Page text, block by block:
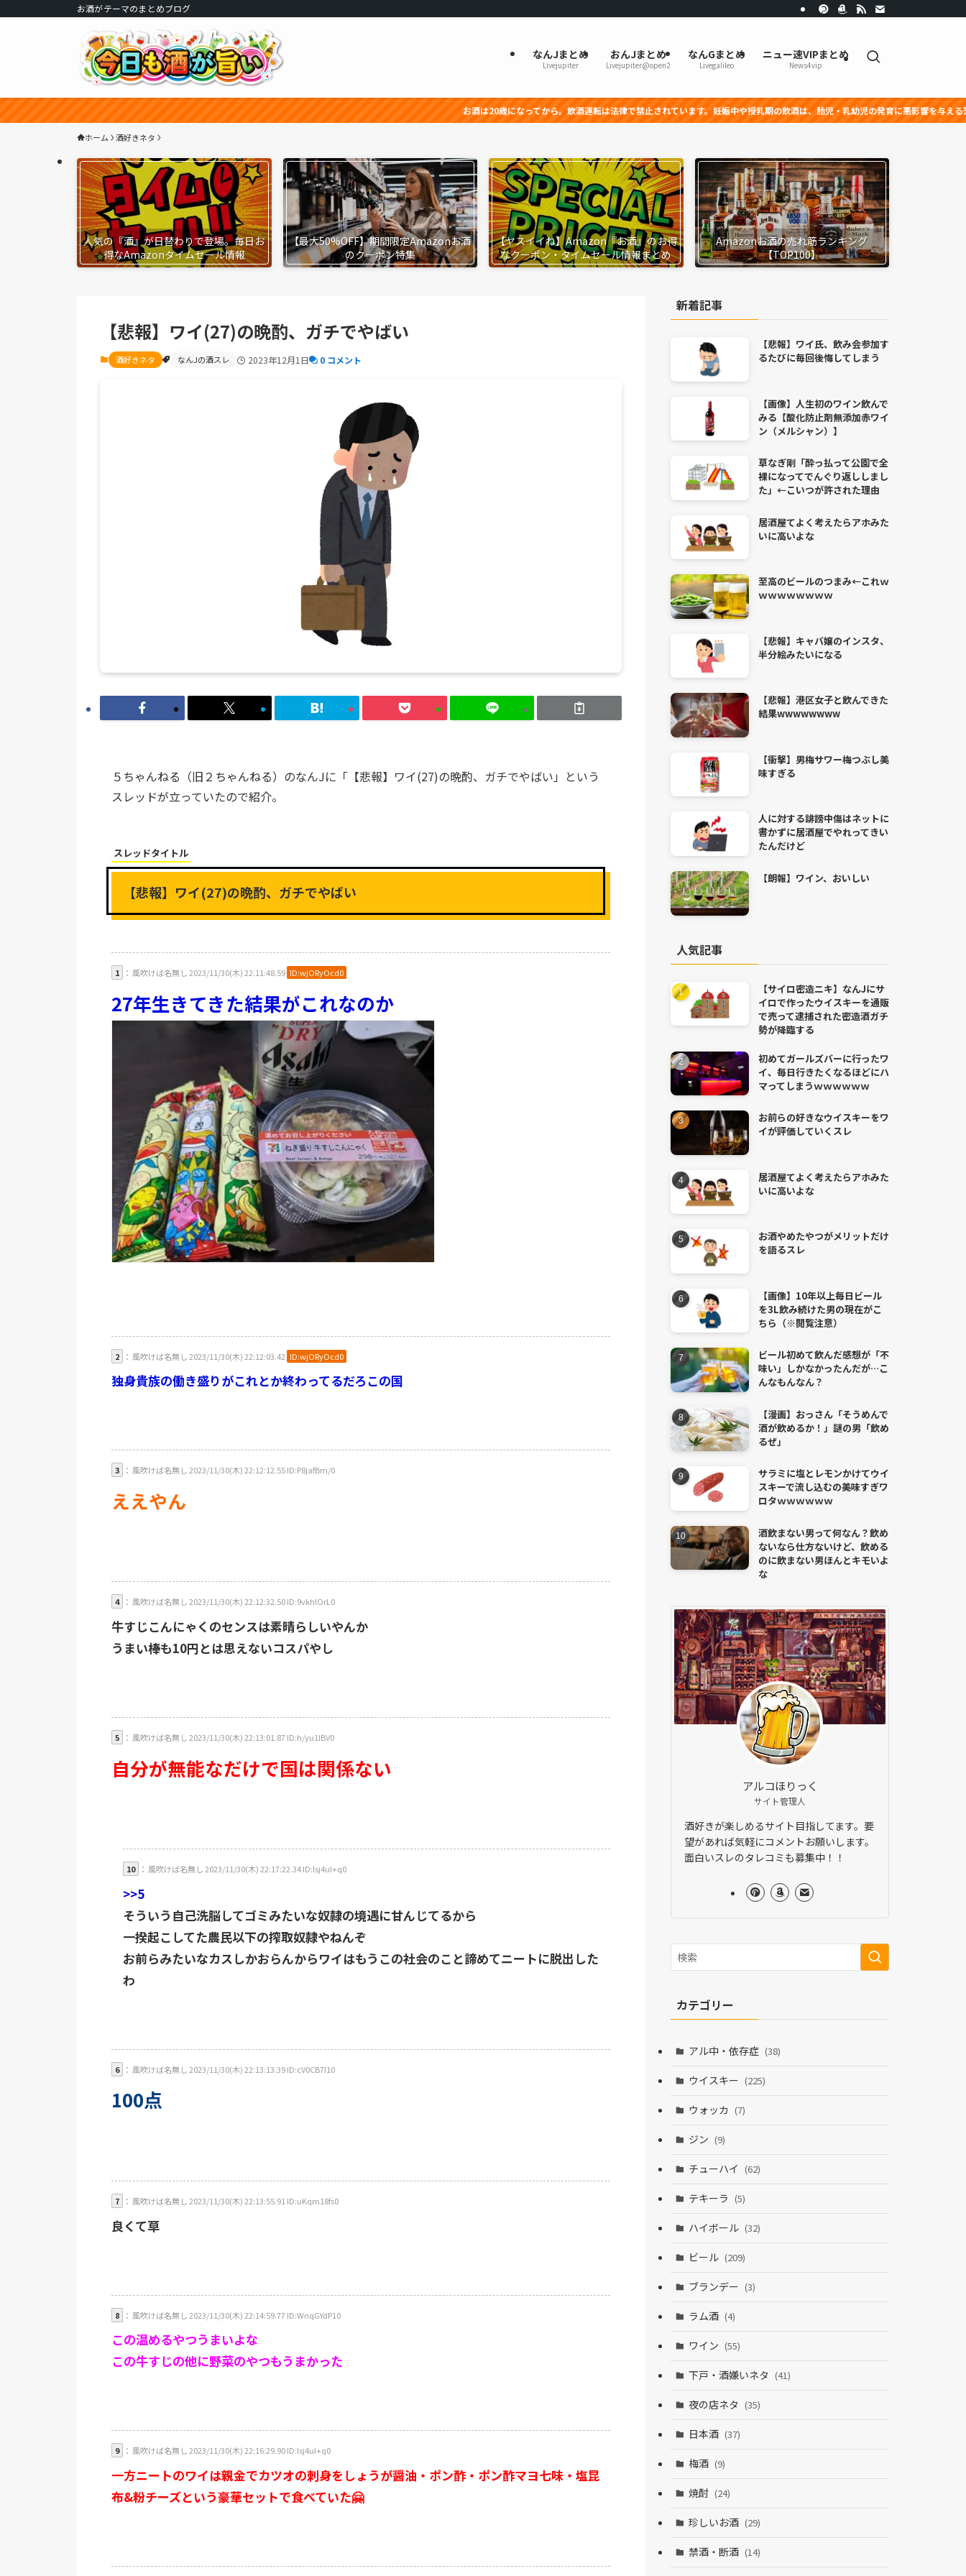
お酒がテーマのまとめブログ
なんJまとめ
Livejupiter
おんJまとめ
Livejupiter@open2
なんGまとめ
Livegalileo
ニュー速VIPまとめ
News4vip
お酒は20歳になってから。飲酒運転は法律で禁止されています。妊娠中や授乳期の飲酒は、胎児・乳幼児の発育に悪影響を与える恐れがあります。
ホーム 酒好きネタ
人気の『酒』が日替わりで登場。毎日お
得なAmazonタイムセール情報
【最大50%OFF】期間限定Amazonお酒
のクーポン特集
【ヤスイイね】Amazon『お酒』のお得
なクーポン・タイムセール情報まとめ
Amazonお酒の売れ筋ランキング
【TOP100】
【悲報】ワイ(27)の晩酌、ガチでやばい
酒好きネタ なんJの酒スレ 2023年12月1日 0 コメント
５ちゃんねる（旧２ちゃんねる）のなんJに「【悲報】ワイ(27)の晩酌、ガチでやばい」という
スレッドが立っていたので紹介。
スレッドタイトル
【悲報】ワイ(27)の晩酌、ガチでやばい
1 ： 風吹けば名無し 2023/11/30(木) 22:11:48.59 ID:wjORyOcd0
27年生きてきた結果がこれなのか
2 ： 風吹けば名無し 2023/11/30(木) 22:12:03.42 ID:wjORyOcd0
独身貴族の働き盛りがこれとか終わってるだろこの国
3 ： 風吹けば名無し 2023/11/30(木) 22:12:12.55 ID:P8jafBm/0
ええやん
4 ： 風吹けば名無し 2023/11/30(木) 22:12:32.50 ID:9vkhIOrL0
牛すじこんにゃくのセンスは素晴らしいやんか
うまい棒も10円とは思えないコスパやし
5 ： 風吹けば名無し 2023/11/30(木) 22:13:01.87 ID:h/yu1IBV0
自分が無能なだけで国は関係ない
10 ： 風吹けば名無し 2023/11/30(木) 22:17:22.34 ID:lsj4uI+q0
>>5
そういう自己洗脳してゴミみたいな奴隷の境遇に甘んじてるから
一揆起こしてた農民以下の搾取奴隷やねんぞ
お前らみたいなカスしかおらんからワイはもうこの社会のこと諦めてニートに脱出した
わ
6 ： 風吹けば名無し 2023/11/30(木) 22:13:13.39 ID:cV0CB7I10
100点
7 ： 風吹けば名無し 2023/11/30(木) 22:13:55.91 ID:uKqm18fs0
良くて草
8 ： 風吹けば名無し 2023/11/30(木) 22:14:59.77 ID:WnqGYdP10
この温めるやつうまいよな
この牛すじの他に野菜のやつもうまかった
9 ： 風吹けば名無し 2023/11/30(木) 22:16:29.90 ID:lsj4uI+q0
一方ニートのワイは親金でカツオの刺身をしょうが醤油・ポン酢・ポン酢マヨ七味・塩昆
布&粉チーズという豪華セットで食べていた🤗
新着記事
【悲報】ワイ氏、飲み会参加す
るたびに毎回後悔してしまう
【画像】人生初のワイン飲んで
みる【酸化防止剤無添加赤ワイ
ン（メルシャン）】
草なぎ剛「酔っ払って公園で全
裸になってでんぐり返ししまし
た」←こいつが許された理由
居酒屋てよく考えたらアホみた
いに高いよな
至高のビールのつまみ←これｗ
ｗｗｗｗｗｗｗｗ
【悲報】キャバ嬢のインスタ、
半分絵みたいになる
【悲報】港区女子と飲んできた
結果wwwwwwww
【衝撃】男梅サワー梅つぶし美
味すぎる
人に対する誹謗中傷はネットに
書かずに居酒屋でやれってきい
たんだけど
【朗報】ワイン、おいしい
人気記事
【サイロ密造ニキ】なんJにサ
イロで作ったウイスキーを通販
で売って逮捕された密造酒ガチ
勢が降臨する
初めてガールズバーに行ったワ
イ、毎日行きたくなるほどにハ
マってしまうｗｗｗｗｗｗ
お前らの好きなウイスキーをワ
イが評価していくスレ
居酒屋てよく考えたらアホみた
いに高いよな
お酒やめたやつがメリットだけ
を語るスレ
【画像】10年以上毎日ビール
を3L飲み続けた男の現在がこ
ちら（※閲覧注意）
ビール初めて飲んだ感想が「不
味い」しかなかったんだが…こ
んなもんなん？
【漫画】おっさん「そうめんで
酒が飲めるか！」謎の男「飲め
るぜ」
サラミに塩とレモンかけてウイ
スキーで流し込むの美味すぎワ
ロタｗｗｗｗｗｗ
酒飲まない男って何なん？飲め
ないなら仕方ないけど、飲める
のに飲まない男ほんとキモいよ
な
アルコほりっく
サイト管理人
酒好きが楽しめるサイト目指してます。要
望があれば気軽にコメントお願いします。
面白いスレのタレコミも募集中！！
カテゴリー
アル中・依存症 (38)
ウイスキー (225)
ウォッカ (7)
ジン (9)
チューハイ (62)
テキーラ (5)
ハイボール (32)
ビール (209)
ブランデー (3)
ラム酒 (4)
ワイン (55)
下戸・酒嫌いネタ (41)
夜の店ネタ (35)
日本酒 (37)
梅酒 (9)
焼酎 (24)
珍しいお酒 (29)
禁酒・断酒 (14)